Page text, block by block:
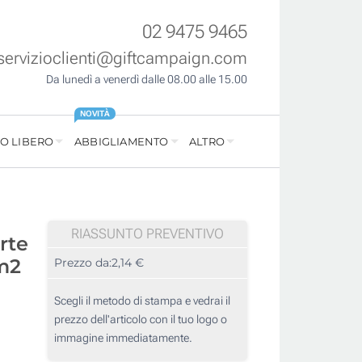
02 9475 9465
Da lunedì a venerdì dalle 08.00 alle 15.00
LIBERO ABBIGLIAMENTO
NOVITÀ
ALTRO
RIASSUNTO PREVENTIVO
Prezzo da:2,14 €
Scegli il metodo di stampa e vedrai il
prezzo dell'articolo con il tuo logo o
immagine immediatamente.